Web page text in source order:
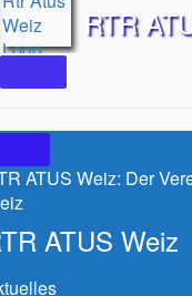
RTR
ATUS Weiz: Der
ATUS Weiz